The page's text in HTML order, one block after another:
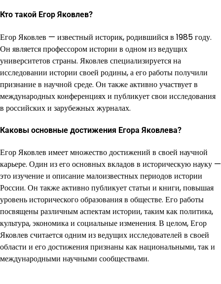
Кто такой Егор Яковлев?
Егор Яковлев — известный историк, родившийся в 1985 году.
Он является профессором истории в одном из ведущих
университетов страны. Яковлев специализируется на
исследовании истории своей родины, а его работы получили
признание в научной среде. Он также активно участвует в
международных конференциях и публикует свои исследования
в российских и зарубежных журналах.
Каковы основные достижения Егора Яковлева?
Егор Яковлев имеет множество достижений в своей научной
карьере. Один из его основных вкладов в историческую науку —
это изучение и описание малоизвестных периодов истории
России. Он также активно публикует статьи и книги, повышая
уровень исторического образования в обществе. Его работы
посвящены различным аспектам истории, таким как политика,
культура, экономика и социальные изменения. В целом, Егор
Яковлев считается одним из ведущих исследователей в своей
области и его достижения признаны как национальными, так и
международными научными сообществами.